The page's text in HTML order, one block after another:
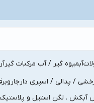
آبمیوه گیر / آب مرکبات گیر
/ پدالی / اسپری دار
. لگن استیل و پلاستیک گرد